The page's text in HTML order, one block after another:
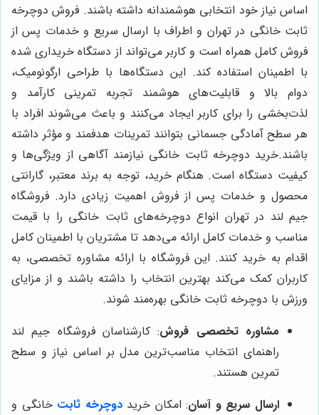
اساس نیاز خود انتخابی هوشمندانه داشته باشند. فروش دوچرخه
ثابت خانگی در تهران و اطراف با ارسال سریع و خدمات پس از
فروش کامل همراه است و کاربر می‌تواند از دستگاه خریداری شده
با اطمینان استفاده کند. این دستگاه‌ها با طراحی ارگونومیک،
دوام بالا و قابلیت‌های هوشمند تجربه تمرینی کارآمد و
لذت‌بخشی را برای کاربر ایجاد می‌کنند و باعث می‌شوند افراد با
هر سطح آمادگی جسمانی بتوانند تمرینات هدفمند و مؤثر داشته
باشند.خرید دوچرخه ثابت خانگی نیازمند آگاهی از ویژگی‌ها و
کیفیت دستگاه است. هنگام خرید، توجه به برند معتبر، گارانتی
محصول و خدمات پس از فروش اهمیت زیادی دارد. فروشگاه
جیم لند در تهران انواع دوچرخه‌های ثابت خانگی را با قیمت
مناسب و خدمات کامل ارائه می‌دهد تا مشتریان با اطمینان کامل
اقدام به خرید کنند. این فروشگاه با ارائه مشاوره تخصصی، به
کاربران کمک می‌کند بهترین انتخاب را داشته باشند و از مزایای
ورزش با دوچرخه ثابت خانگی بهره‌مند شوند.
مشاوره تخصصی فروش: کارشناسان فروشگاه جیم لند
راهنمای انتخاب مناسب‌ترین مدل بر اساس نیاز و سطح
تمرین هستند.
ارسال سریع و آسان: امکان خریددوچرخه ثابت خانگی و